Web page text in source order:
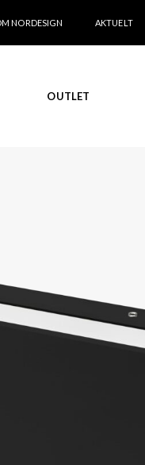
NORDESIGN AKTUELT
OUTLET